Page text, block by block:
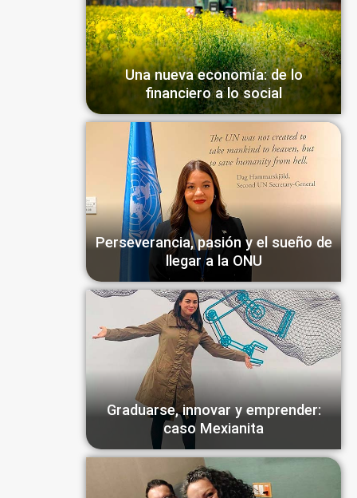
Una nueva economía: de lo
financiero a lo social
Perseverancia, pasión y el sueño de
llegar a la ONU
Graduarse, innovar y emprender:
caso Mexianita